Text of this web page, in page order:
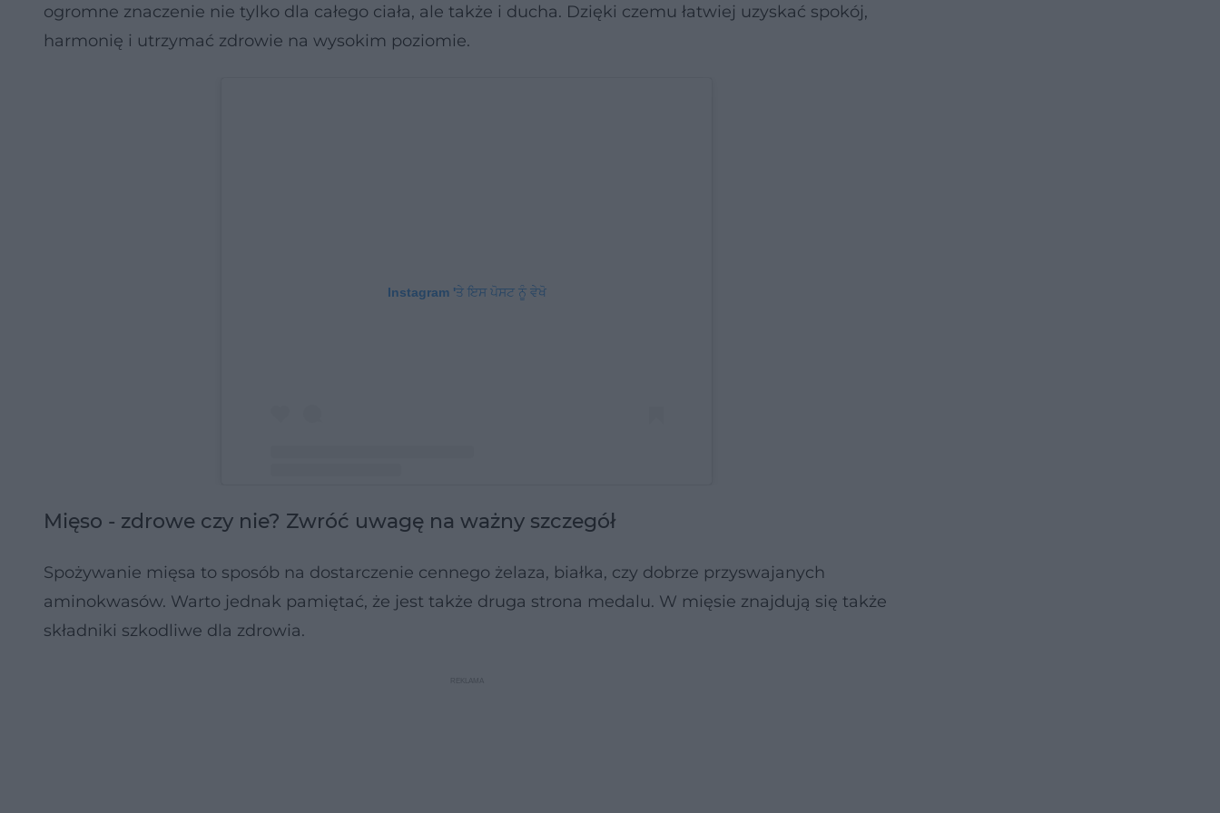
ogromne znaczenie nie tylko dla całego ciała, ale także i ducha. Dzięki czemu łatwiej uzyskać spokój,
harmonię i utrzymać zdrowie na wysokim poziomie.
Instagram 'ਤੇ ਇਸ ਪੋਸਟ ਨੂੰ ਵੇਖੋ
Małgorzata Pieczyńska (@pieczynskaofficial) ਰਾਹੀਂ ਸਾਂਝੀ ਕੀਤੀ ਕੋਈ ਪੋਸਟ
Mięso - zdrowe czy nie? Zwróć uwagę na ważny szczegół
Spożywanie mięsa to sposób na dostarczenie cennego żelaza, białka, czy dobrze przyswajanych
aminokwasów. Warto jednak pamiętać, że jest także druga strona medalu. W mięsie znajdują się także
składniki szkodliwe dla zdrowia.